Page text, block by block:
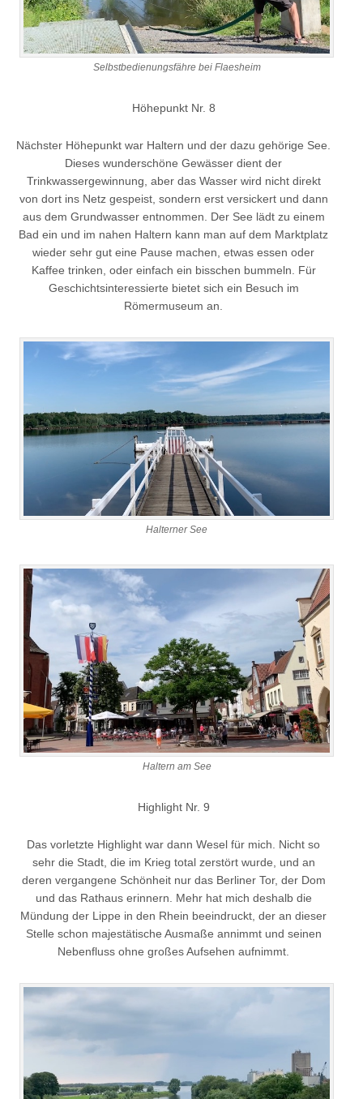
Selbstbedienungsfähre bei Flaesheim
Höhepunkt Nr. 8
Nächster Höhepunkt war Haltern und der dazu gehörige See.
Dieses wunderschöne Gewässer dient der
Trinkwassergewinnung, aber das Wasser wird nicht direkt
von dort ins Netz gespeist, sondern erst versickert und dann
aus dem Grundwasser entnommen. Der See lädt zu einem
Bad ein und im nahen Haltern kann man auf dem Marktplatz
wieder sehr gut eine Pause machen, etwas essen oder
Kaffee trinken, oder einfach ein bisschen bummeln. Für
Geschichtsinteressierte bietet sich ein Besuch im
Römermuseum an.
Halterner See
Haltern am See
Highlight Nr. 9
Das vorletzte Highlight war dann Wesel für mich. Nicht so
sehr die Stadt, die im Krieg total zerstört wurde, und an
deren vergangene Schönheit nur das Berliner Tor, der Dom
und das Rathaus erinnern. Mehr hat mich deshalb die
Mündung der Lippe in den Rhein beeindruckt, der an dieser
Stelle schon majestätische Ausmaße annimmt und seinen
Nebenfluss ohne großes Aufsehen aufnimmt.